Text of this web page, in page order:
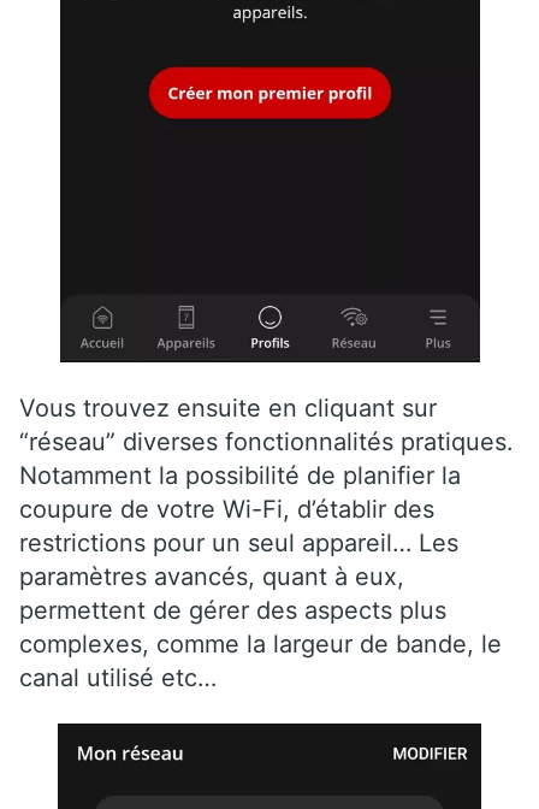
Vous trouvez ensuite en cliquant sur
“réseau” diverses fonctionnalités pratiques.
Notamment la possibilité de planifier la
coupure de votre Wi-Fi, d’établir des
restrictions pour un seul appareil… Les
paramètres avancés, quant à eux,
permettent de gérer des aspects plus
complexes, comme la largeur de bande, le
canal utilisé etc…